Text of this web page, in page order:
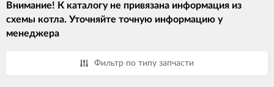
Внимание! К каталогу не привязана информация из
схемы котла. Уточняйте точную информацию у
менеджера
Фильтр по типу запчасти